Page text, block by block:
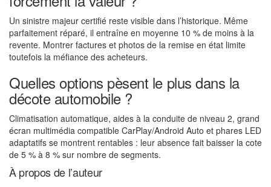
Un sinistre majeur certifié reste visible dans l’historique. Même
parfaitement réparé, il entraîne en moyenne 10 % de moins à la
revente. Montrer factures et photos de la remise en état limite
toutefois la méfiance des acheteurs.
Quelles options pèsent le plus dans la
décote automobile ?
Climatisation automatique, aides à la conduite de niveau 2, grand
écran multimédia compatible CarPlay/Android Auto et phares LED
adaptatifs se montrent rentables : leur absence fait baisser la cote
de 5 % à 8 % sur nombre de segments.
À propos de l’auteur